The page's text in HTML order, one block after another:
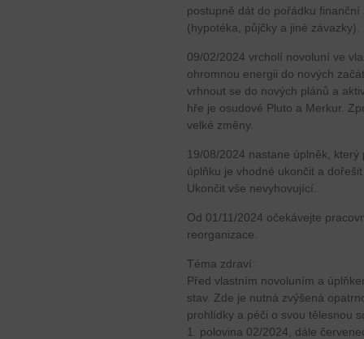
postupně dát do pořádku
(hypotéka, půjčky a jiné závazky).
09/02/2024 vrcholí novoluní ve
ohromnou energii do nových
vrhnout se do nových plánů a
hře je osudové Pluto a Merkur.
velké změny.
19/08/2024 nastane úplněk,
úplňku je vhodné ukončit a
Ukončit vše nevyhovující.
Od 01/11/2024 očekávejte
reorganizace.
Téma zdraví:
Před vlastním novoluním a
stav. Zde je nutná zvýšená
prohlídky a péči o svou tělesnou
1. polovina 02/2024, dále